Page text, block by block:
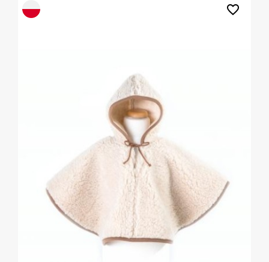
favorite_border